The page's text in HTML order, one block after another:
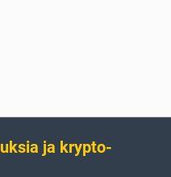
ja krypto-